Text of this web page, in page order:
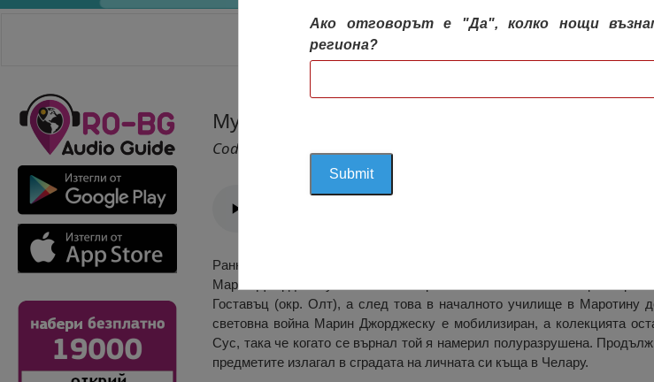
НАЧАЛО
Музеят „Бащини Огнища”, Маротину де Жос
Cod 1400
Ранните дни на музея „Бащини огнища“ датира от ранните години на
Марин Джорджеску изложил за първи път личната си колекция първи
Гоставъц (окр. Олт), а след това в началното училище в Маротину
световна война Марин Джорджеску е мобилизиран, а колекцията
Сус, така че когато се върнал той я намерил полуразрушена.
предметите излагал в сградата на личната си къща в Челару.
Ако отговорът е "Да", колко нощи
региона?